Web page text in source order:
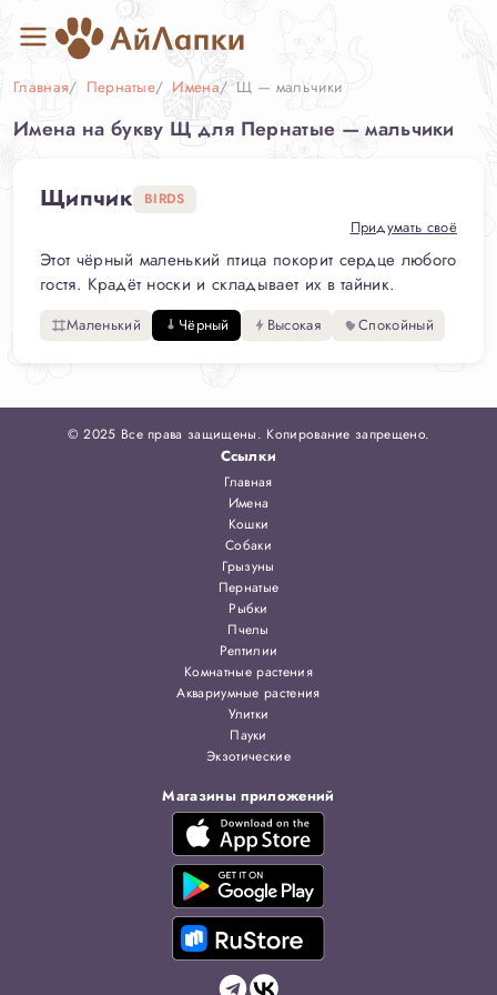
Главная Пернатые Имена Щ — мальчики
Имена на букву Щ для Пернатые — мальчики
Щипчик BIRDS
Придумать своё
Этот чёрный маленький птица покорит сердце любого
гостя. Крадёт носки и складывает их в тайник.
Маленький Чёрный Высокая Спокойный
© 2025 Все права защищены. Копирование запрещено.
Ссылки
Главная
Имена
Кошки
Собаки
Грызуны
Пернатые
Рыбки
Пчелы
Рептилии
Комнатные растения
Аквариумные растения
Улитки
Пауки
Экзотические
Магазины приложений